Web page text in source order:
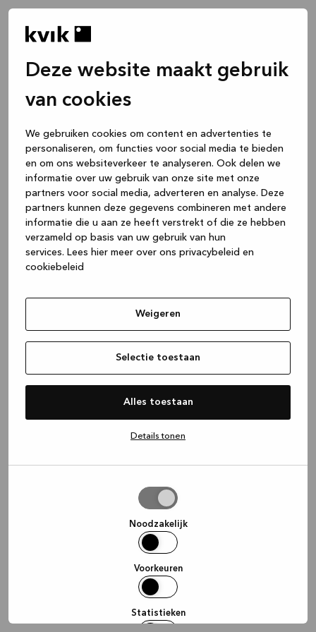
Deze website maakt gebruik
van cookies
We gebruiken cookies om content en advertenties te
personaliseren, om functies voor social media te bieden
en om ons websiteverkeer te analyseren. Ook delen we
informatie over uw gebruik van onze site met onze
partners voor social media, adverteren en analyse. Deze
partners kunnen deze gegevens combineren met andere
informatie die u aan ze heeft verstrekt of die ze hebben
verzameld op basis van uw gebruik van hun
services. Lees hier meer over ons privacybeleid en
cookiebeleid
Weigeren
Selectie toestaan
Alles toestaan
Details tonen
Noodzakelijk
Voorkeuren
Statistieken
(see the browser console for more
information).